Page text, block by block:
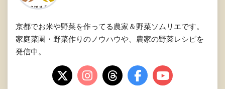
京都でお米や野菜を作ってる農家＆野菜ソムリエです。
家庭菜園・野菜作りのノウハウや、農家の野菜レシピを
発信中。